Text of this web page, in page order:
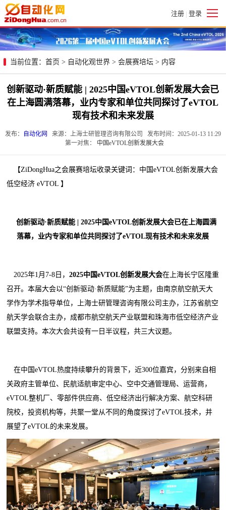
注册 | 登录
当前位置： 首页 > 自动化观世界 > 会展赛培坛 > 内容
创新驱动·新质赋能 | 2025中国eVTOL创新发展大会已
在上海圆满落幕，业内专家和单位共同探讨了eVTOL
现有技术和未来发展
发布： 自动化网
来源：上海士研管理咨询有限公司 发布时间：2025-01-13 11:29
第一对焦： 中国eVTOL创新发展大会
【ZiDongHua之会展赛培坛收录关键词：中国eVTOL创新发展大会
低空经济 eVTOL 】
创新驱动·新质赋能 | 2025中国eVTOL创新发展大会已在上海圆满
落幕，业内专家和单位共同探讨了eVTOL现有技术和未来发展
2025年1月7-8日，2025中国eVTOL创新发展大会在上海长宁区隆重
召开。本届大会以“创新驱动·新质赋能”为主题，由南京航空航天大
学作为学术指导单位，上海士研管理咨询有限公司主办，江苏省航空
航天学会联合主办，成都市航空航天产业联盟和珠海市低空经济产业
联盟支持。本次大会共设有一日半议程，共三大议题。
在中国eVTOL热度持续攀升的背景下，近300位嘉宾，分别来自相
关政府主管单位、民航适航审定中心、空中交通管理局、运营商，
eVTOL整机厂、零部件供应商、低空经济出行解决方案、航空科研
院校，投资机构等，共聚一堂从不同的角度探讨了eVTOL技术，并
展望了eVTOL的未来发展。